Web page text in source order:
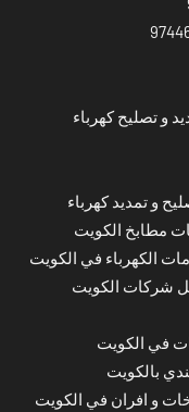
و تصليح كهرباء
و تمديد كهرباء
مطابخ الكويت
الكهرباء في الكويت
شركات الكويت
في الكويت
بالكويت
و افران في الكويت